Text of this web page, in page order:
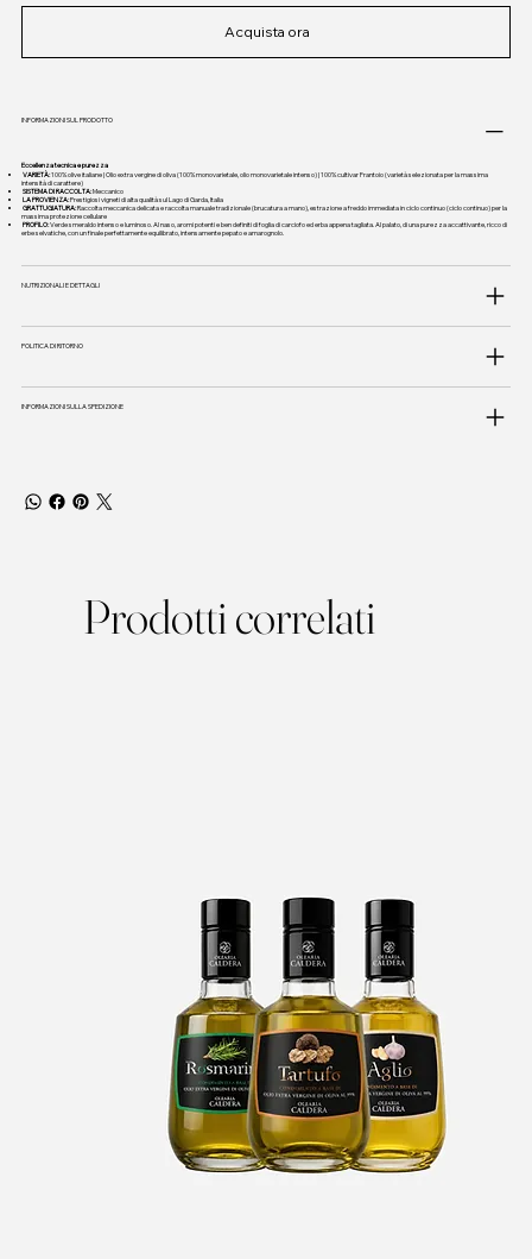
Acquista ora
INFORMAZIONI SUL PRODOTTO
Eccellenza tecnica e purezza
VARIETÀ:100% olive italiane | Olio extra vergine di oliva (100% monovarietale, olio monovarietale intenso) | 100% cultivar Frantoio (varietà selezionata per la massima
intensità di carattere)
SISTEMA DI RACCOLTA:Meccanico
LA PROVIENZA:Prestigiosi vigneti di alta qualità sul Lago di Garda, Italia
GRATTUGIATURA:Raccolta meccanica delicata e raccolta manuale tradizionale (brucatura a mano), estrazione a freddo immediata in ciclo continuo (ciclo continuo) per la
massima protezione cellulare
PROFILO:Verde smeraldo intenso e luminoso. Al naso, aromi potenti e ben definiti di foglia di carciofo ed erba appena tagliata. Al palato, di una purezza accattivante, ricco di
erbe selvatiche, con un finale perfettamente equilibrato, intensamente pepato e amarognolo.
NUTRIZIONALI E DETTAGLI
POLITICA DI RITORNO
INFORMAZIONI SULLA SPEDIZIONE
Prodotti correlati